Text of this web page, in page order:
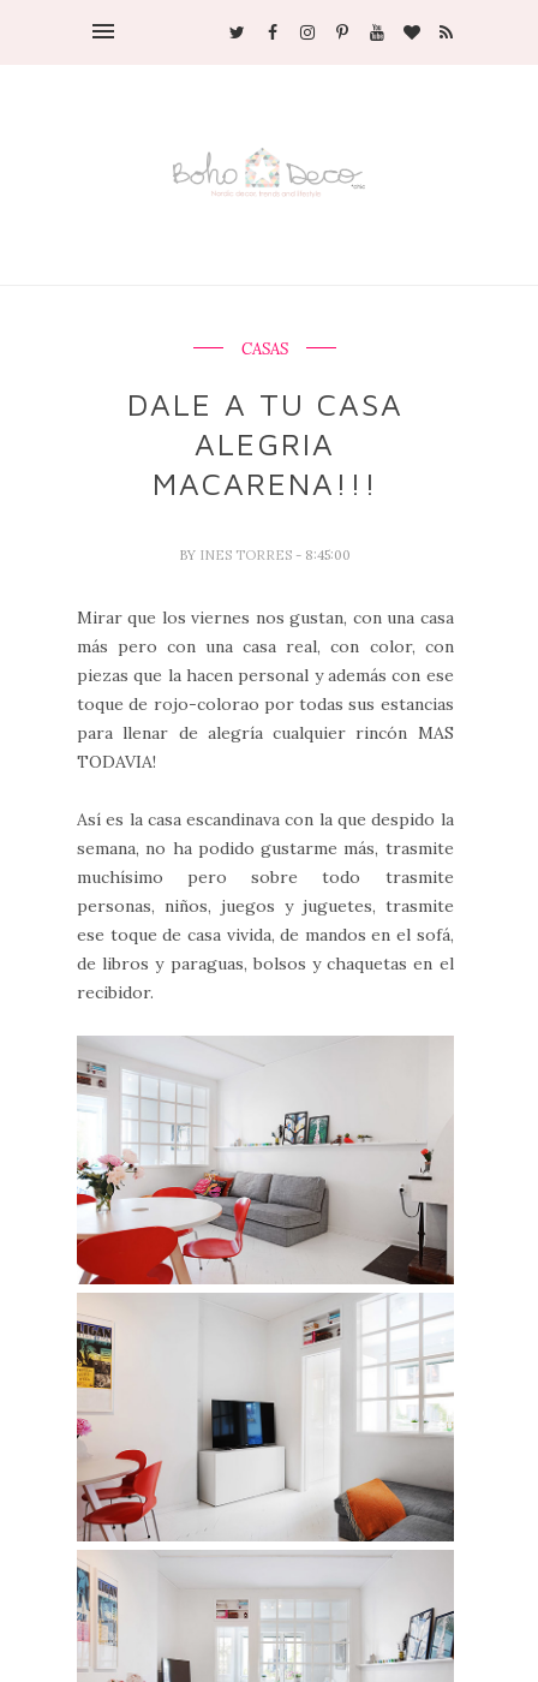
CASAS
DALE A TU CASA
ALEGRIA
MACARENA!!!
BY INES TORRES - 8:45:00
Mirar que los viernes nos gustan, con una casa
más pero con una casa real, con color, con
piezas que la hacen personal y además con ese
toque de rojo-colorao por todas sus estancias
para llenar de alegría cualquier rincón MAS
TODAVIA!
Así es la casa escandinava con la que despido la
semana, no ha podido gustarme más, trasmite
muchísimo pero sobre todo trasmite
personas, niños, juegos y juguetes, trasmite
ese toque de casa vivida, de mandos en el sofá,
de libros y paraguas, bolsos y chaquetas en el
recibidor.